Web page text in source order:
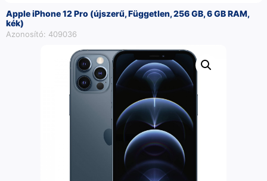
Apple iPhone 12 Pro (újszerű, Független, 256 GB, 6 GB RAM,
kék)
Azonosító: 409036